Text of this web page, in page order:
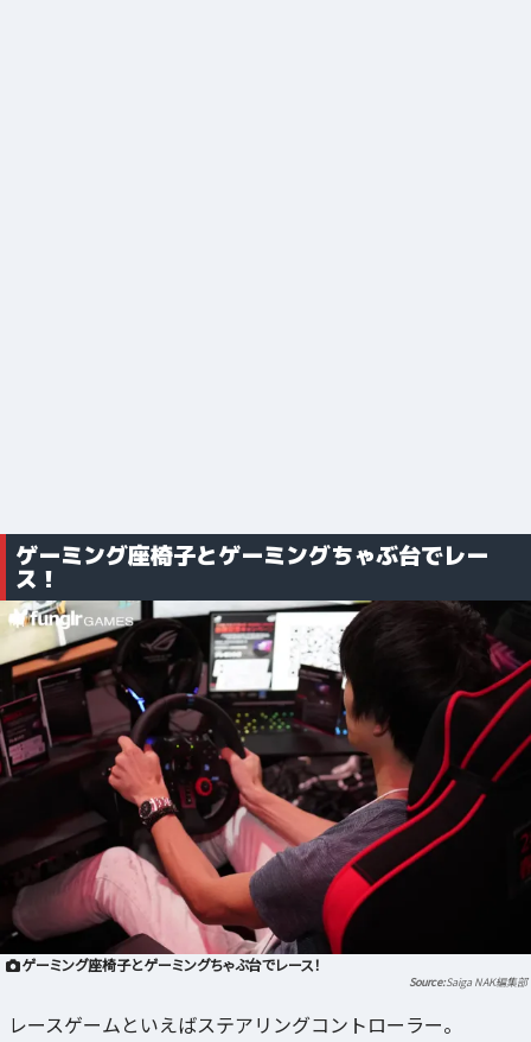
ゲーミング座椅子とゲーミングちゃぶ台でレー
ス！
ゲーミング座椅子とゲーミングちゃぶ台でレース！
Saiga NAK編集部
レースゲームといえばステアリングコントローラー。